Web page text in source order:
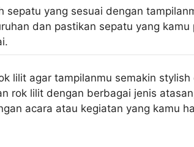
sepatu yang sesuai dengan
dan pastikan sepatu yang kamu
lilit agar tampilanmu semakin stylish
rok lilit dengan berbagai jenis
acara atau kegiatan yang kamu